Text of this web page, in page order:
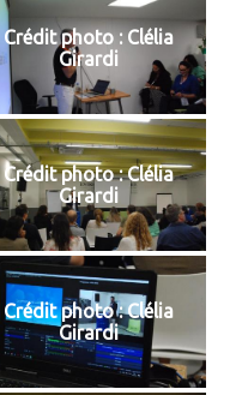
Crédit photo : Clélia
Girardi
Crédit photo : Clélia
Girardi
Crédit photo : Clélia
Girardi